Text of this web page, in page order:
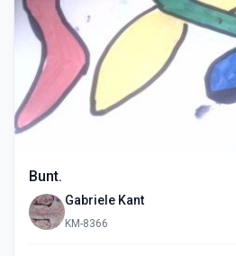
Bunt.
Gabriele Kant
KM-8366